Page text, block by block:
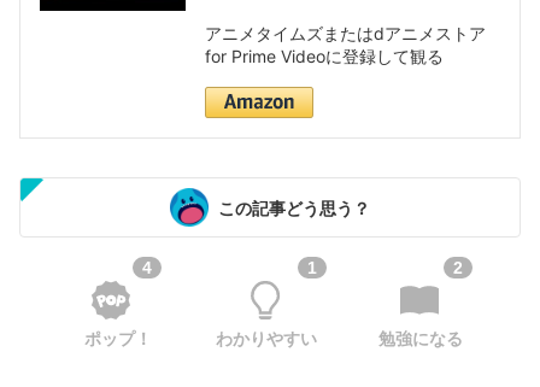
アニメタイムズまたはdアニメストア
for Prime Videoに登録して観る
この記事どう思う？
4
ポップ！
1
わかりやすい
2
勉強になる